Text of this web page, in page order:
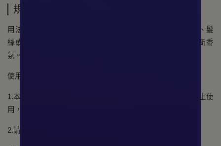
規格說明
用法：將瓶身保持適當距離，輕按噴頭，均勻噴灑於肌膚、髮
絲或衣物表面。可依個人喜好與需求重複補噴，享受清新香
氛。
使用注意事項：
1.本品僅供身體香氛，不可食用；如有過敏現象，應立即停止使
用，並請教醫生。
2.請存放小孩不易拿取之處。